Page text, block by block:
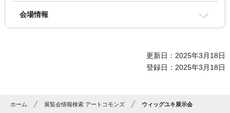
会場情報
更新日：2025年3月18日
登録日：2025年3月18日
ホーム 展覧会情報検索 アートコモンズ ウィッグユキ展示会